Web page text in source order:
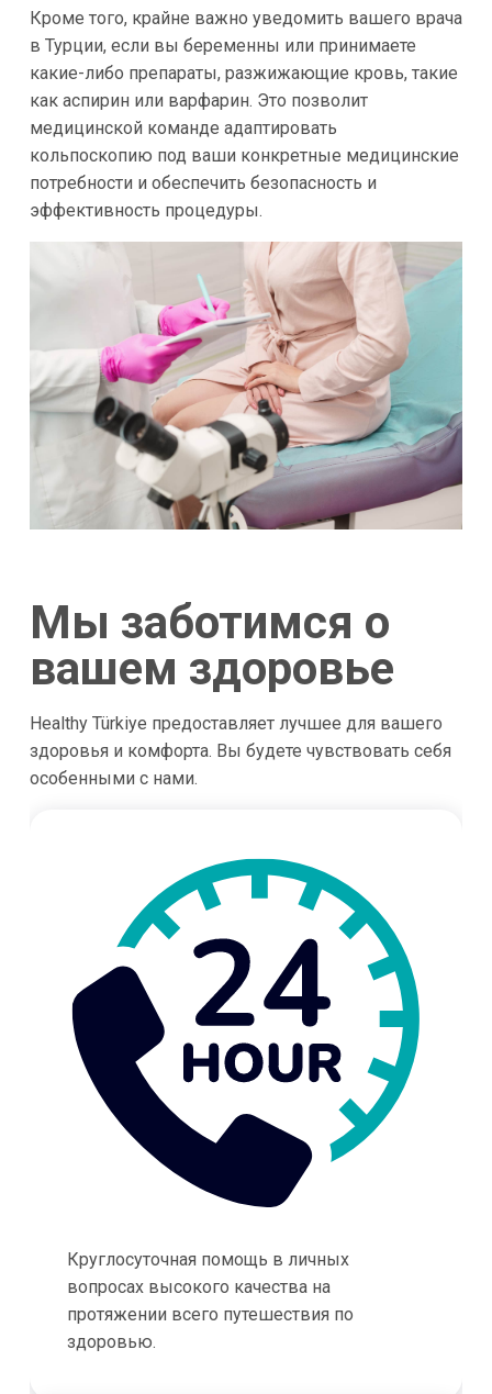
Кроме того, крайне важно уведомить вашего врача
в Турции, если вы беременны или принимаете
какие-либо препараты, разжижающие кровь, такие
как аспирин или варфарин. Это позволит
медицинской команде адаптировать
кольпоскопию под ваши конкретные медицинские
потребности и обеспечить безопасность и
эффективность процедуры.
Мы заботимся о
вашем здоровье
Healthy Türkiye предоставляет лучшее для вашего
здоровья и комфорта. Вы будете чувствовать себя
особенными с нами.
Круглосуточная помощь в личных
вопросах высокого качества на
протяжении всего путешествия по
здоровью.